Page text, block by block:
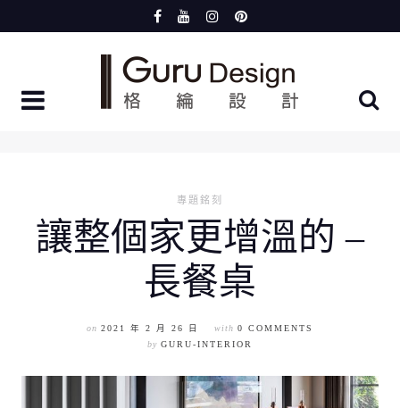
to
專題銘刻
讓整個家更增溫的 –
長餐桌
on 2021 年 2 月 26 日 with 0 COMMENTS
by GURU-INTERIOR